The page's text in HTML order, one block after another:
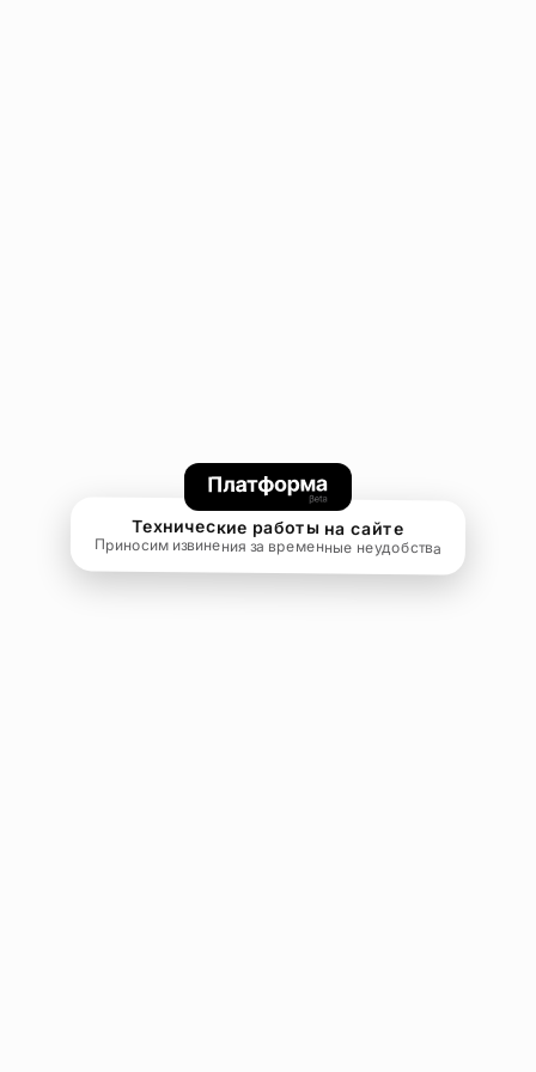
Технические работы на сайте
Приносим извинения за временные неудобства